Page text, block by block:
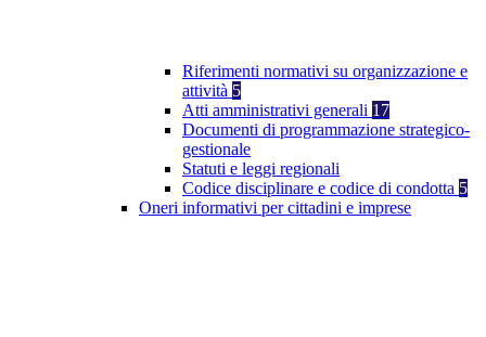
Riferimenti normativi su organizzazione e
attività 5
Atti amministrativi generali 17
Documenti di programmazione strategico-
gestionale
Statuti e leggi regionali
Codice disciplinare e codice di condotta 5
Oneri informativi per cittadini e imprese